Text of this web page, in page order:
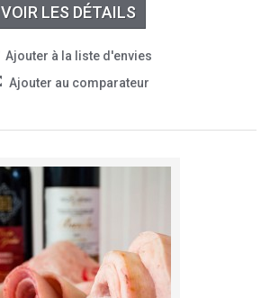
VOIR LES DÉTAILS
Ajouter à la liste d'envies
Ajouter au comparateur